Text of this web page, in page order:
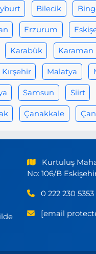
Bilecik
Erzurum
Karabük Karaman
Kırşehir Malatya
Samsun Siirt
Çanakkale
Kurtuluş
No: 106/B
0 222 230 5353
[email